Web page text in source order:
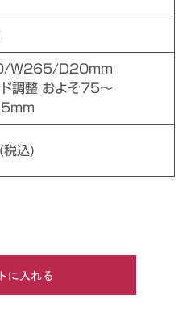
W265/D20mm
調整 およそ75～
込)